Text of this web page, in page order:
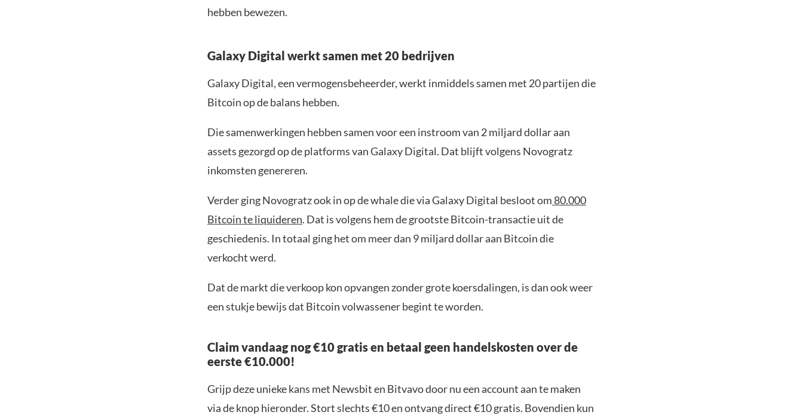
hebben bewezen.
Galaxy Digital werkt samen met 20 bedrijven
Galaxy Digital, een vermogensbeheerder, werkt inmiddels samen met 20 partijen die
Bitcoin op de balans hebben.
Die samenwerkingen hebben samen voor een instroom van 2 miljard dollar aan
assets gezorgd op de platforms van Galaxy Digital. Dat blijft volgens Novogratz
inkomsten genereren.
Verder ging Novogratz ook in op de whale die via Galaxy Digital besloot om 80.000
Bitcoin te liquideren. Dat is volgens hem de grootste Bitcoin-transactie uit de
geschiedenis. In totaal ging het om meer dan 9 miljard dollar aan Bitcoin die
verkocht werd.
Dat de markt die verkoop kon opvangen zonder grote koersdalingen, is dan ook weer
een stukje bewijs dat Bitcoin volwassener begint te worden.
Claim vandaag nog €10 gratis en betaal geen handelskosten over de
eerste €10.000!
Grijp deze unieke kans met Newsbit en Bitvavo door nu een account aan te maken
via de knop hieronder. Stort slechts €10 en ontvang direct €10 gratis. Bovendien kun